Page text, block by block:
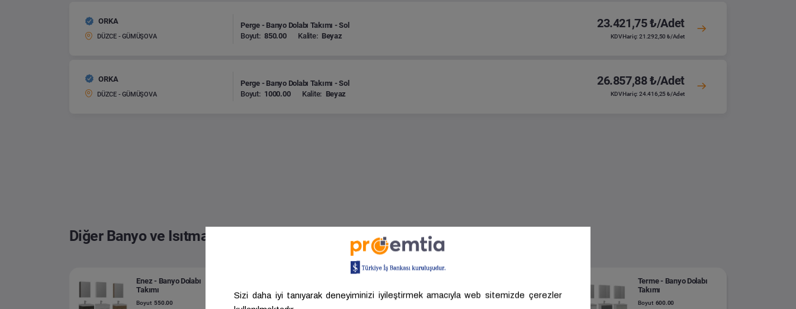
ORKA
DÜZCE - GÜMÜŞOVA
Perge - Banyo Dolabı Takımı - Sol
Boyut: 850.00 Kalite: Beyaz
23.421,75 ₺/Adet
KDV Hariç: 21.292,50 ₺/Adet
ORKA
DÜZCE - GÜMÜŞOVA
Perge - Banyo Dolabı Takımı - Sol
Boyut: 1000.00 Kalite: Beyaz
26.857,88 ₺/Adet
KDV Hariç: 24.416,25 ₺/Adet
Diğer Banyo ve Isıtma Sistemleri
Enez - Banyo Dolabı
Takımı
Boyut 550.00
Takımı
Boyut
Takımı
Terme - Banyo Dolabı
Takımı
Boyut 600.00